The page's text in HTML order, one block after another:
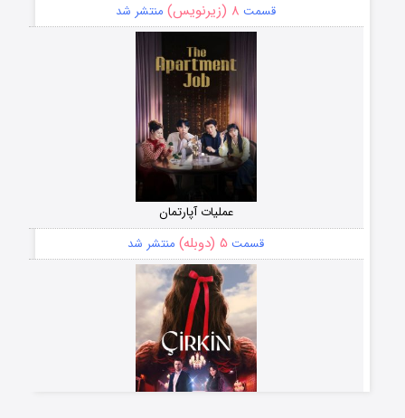
قسمت ۸ (زیرنویس) منتشر شد
عملیات آپارتمان
قسمت ۵ (دوبله) منتشر شد